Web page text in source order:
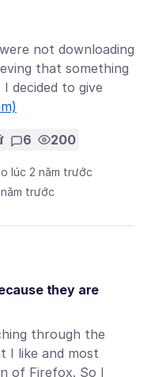
not downloading
that something
decided to give
6 200
lúc 2 năm trước
năm trước
they are
through the
I like and most
of Firefox. So I